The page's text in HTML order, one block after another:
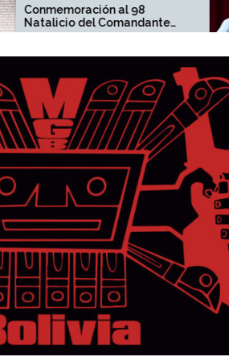
al 98
del Comandante
Che Guevara